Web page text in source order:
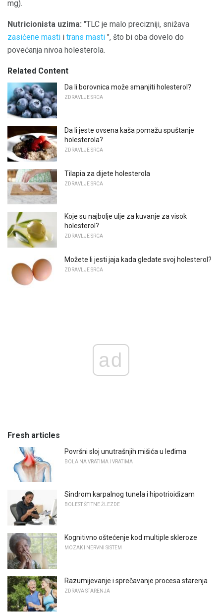
mg).
Nutricionista uzima: "TLC je malo precizniji, snižava
zasićene masti i trans masti ", što bi oba dovelo do
povećanja nivoa holesterola.
Related Content
Da li borovnica može smanjiti holesterol?
ZDRAVLJE SRCA
Da li jeste ovsena kaša pomažu spuštanje
holesterola?
ZDRAVLJE SRCA
Tilapia za dijete holesterola
ZDRAVLJE SRCA
Koje su najbolje ulje za kuvanje za visok
holesterol?
ZDRAVLJE SRCA
Možete li jesti jaja kada gledate svoj holesterol?
ZDRAVLJE SRCA
ad
Fresh articles
Površni sloj unutrašnjih mišića u leđima
BOLA NA VRATIMA I VRATIMA
Sindrom karpalnog tunela i hipotrioidizam
BOLEST ŠTITNE ŽLEZDE
Kognitivno oštećenje kod multiple skleroze
MOZAK I NERVNI SISTEM
Razumijevanje i sprečavanje procesa starenja
ZDRAVA STARENJA